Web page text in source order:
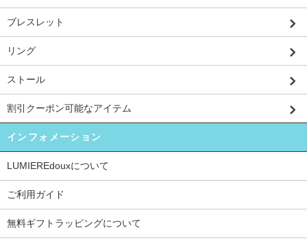
ブレスレット
リング
ストール
割引クーポン可能なアイテム
インフォメーション
LUMIEREdouxについて
ご利用ガイド
無料ギフトラッピングについて